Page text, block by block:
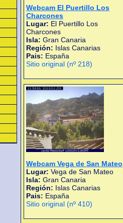
Webcam El Puertillo Los
Charcones
Lugar: El Puertillo Los
Charcones
Isla: Gran Canaria
Región: Islas Canarias
Pais: España
Sitio original (nº 218)
Webcam Vega de San Mateo
Lugar: Vega de San Mateo
Isla: Gran Canaria
Región: Islas Canarias
Pais: España
Sitio original (nº 410)